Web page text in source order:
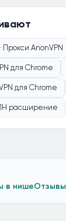
AnonVPN
для Chrome
для Chrome
расширение
в нишеОтзывы